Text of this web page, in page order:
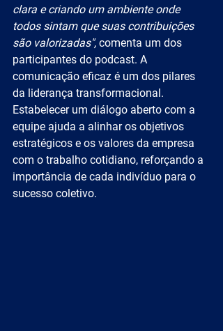
clara e criando um ambiente onde
todos sintam que suas contribuições
são valorizadas", comenta um dos
participantes do podcast. A
comunicação eficaz é um dos pilares
da liderança transformacional.
Estabelecer um diálogo aberto com a
equipe ajuda a alinhar os objetivos
estratégicos e os valores da empresa
com o trabalho cotidiano, reforçando a
importância de cada indivíduo para o
sucesso coletivo.